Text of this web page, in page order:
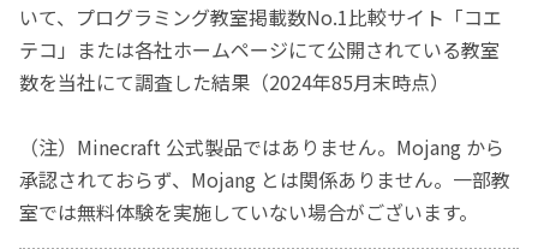
いて、プログラミング教室掲載数No.1比較サイト「コエ
テコ」または各社ホームページにて公開されている教室
数を当社にて調査した結果（2024年85月末時点）
（注）Minecraft 公式製品ではありません。Mojang から
承認されておらず、Mojang とは関係ありません。一部教
室では無料体験を実施していない場合がございます。